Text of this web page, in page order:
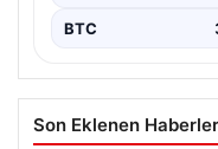
BTC
Son Eklenen Haberler